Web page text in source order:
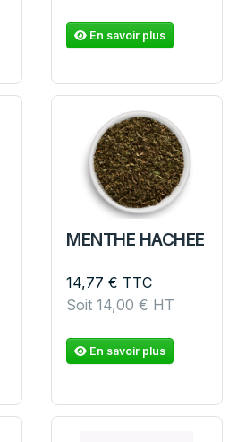
En savoir plus
MENTHE HACHEE
14,77 € TTC
Soit 14,00 € HT
En savoir plus